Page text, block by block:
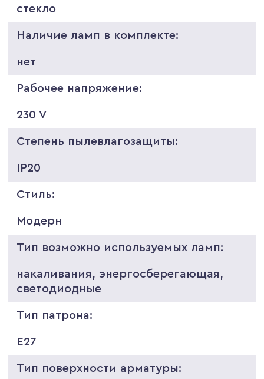
стекло
Наличие ламп в комплекте:
нет
Рабочее напряжение:
230 V
Степень пылевлагозащиты:
IP20
Стиль:
Модерн
Тип возможно используемых ламп:
накаливания, энергосберегающая,
светодиодные
Тип патрона:
E27
Тип поверхности арматуры: